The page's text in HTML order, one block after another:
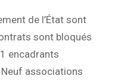
de l’État sont
sont bloqués
encadrants
associations